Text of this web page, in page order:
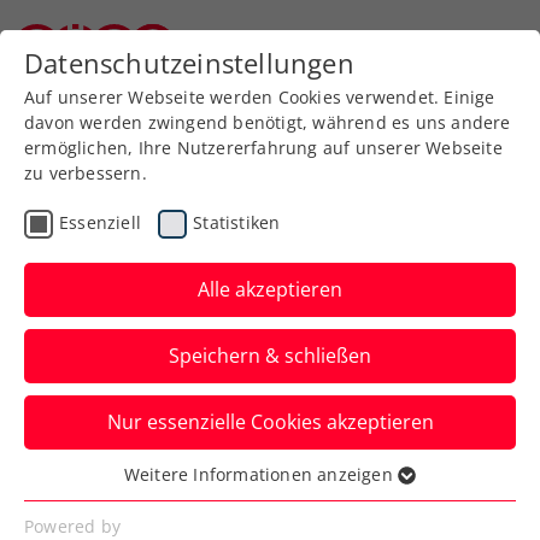
Aktuelle News
News filtern
Datenschutzeinstellungen
Auf unserer Webseite werden Cookies verwendet. Einige
davon werden zwingend benötigt, während es uns andere
ermöglichen, Ihre Nutzererfahrung auf unserer Webseite
zu verbessern.
Essenziell Statistiken
Alle akzeptieren
Speichern & schließen
Nur essenzielle Cookies akzeptieren
Essenziell
Essenzielle Cookies werden für grundlegende
Weitere Informationen anzeigen
Powered by